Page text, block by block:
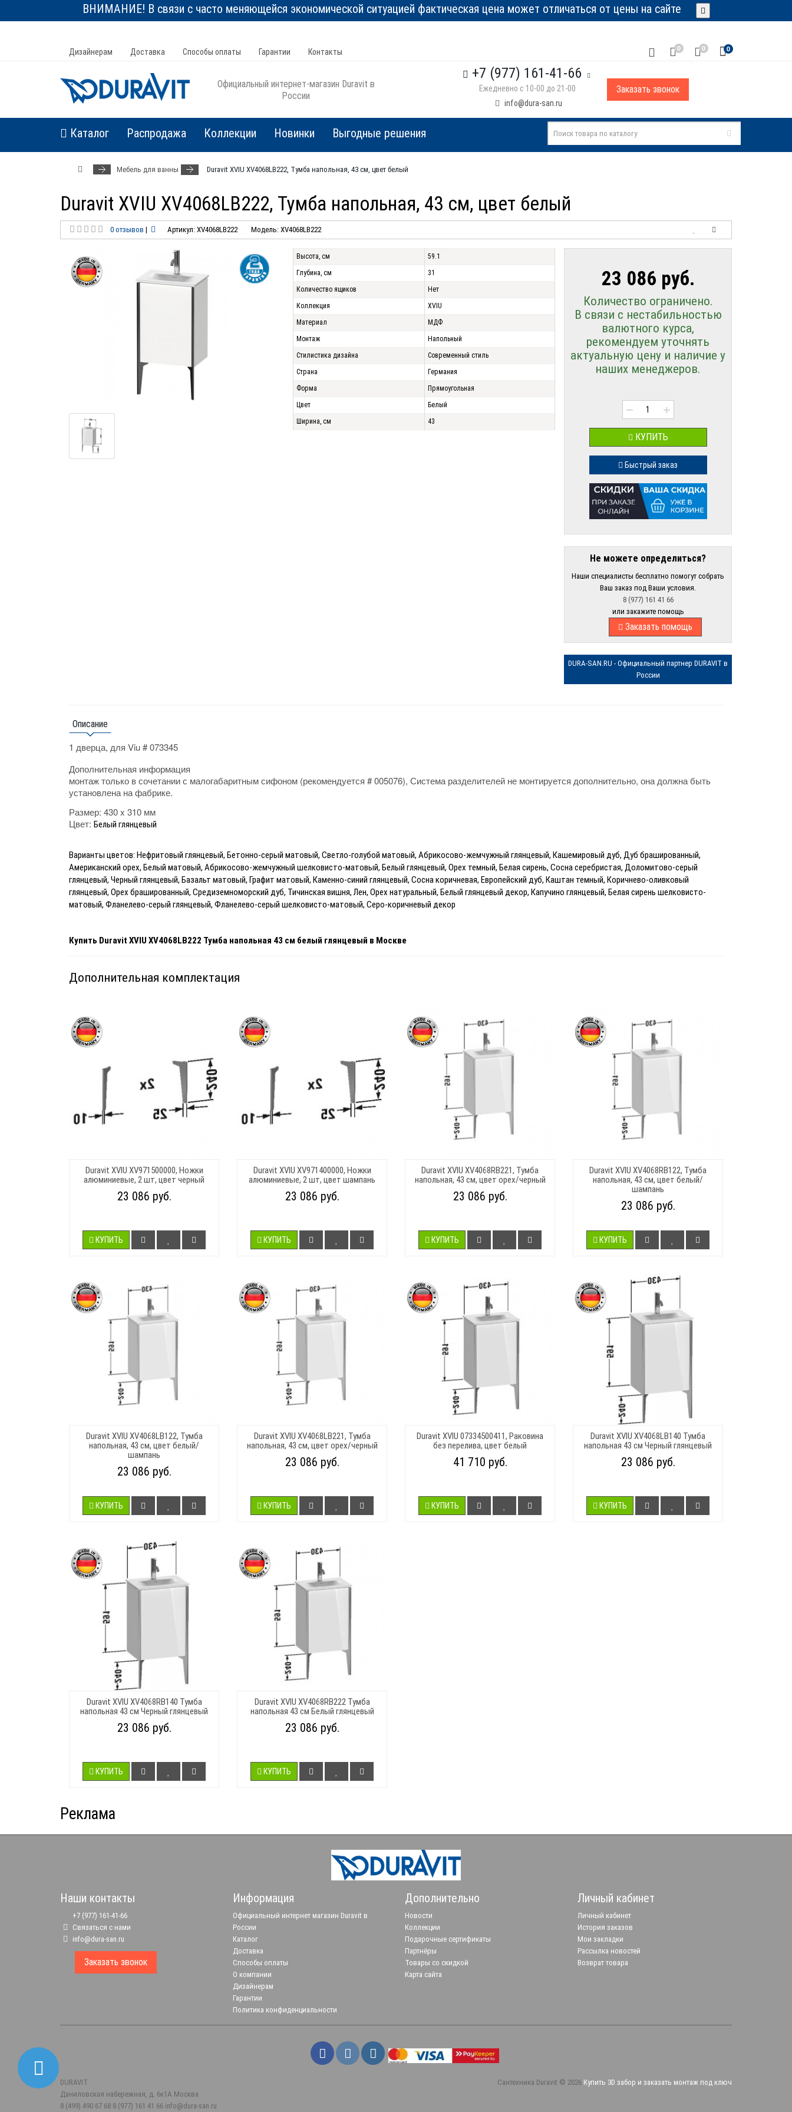
ВНИМАНИЕ! В связи с часто меняющейся экономической ситуацией фактическая цена может отличаться от цены на сайте
Дизайнерам Доставка Способы оплаты Гарантии Контакты 0 0 0
Официальный интернет-магазин Duravit в
России
+7 (977) 161-41-66
Ежедневно с 10-00 до 21-00
info@dura-san.ru
Заказать звонок
Каталог Распродажа Коллекции Новинки Выгодные решения
Мебель для ванны Duravit XVIU XV4068LB222, Тумба напольная, 43 см, цвет белый
Duravit XVIU XV4068LB222, Тумба напольная, 43 см, цвет белый
0 отзывов | Артикул: XV4068LB222 Модель: XV4068LB222
Высота, см
59.1
Глубина, см
31
Количество ящиков
Нет
Коллекция
XVIU
Материал
МДФ
Монтаж
Напольный
Стилистика дизайна
Современный стиль
Страна
Германия
Форма
Прямоугольная
Цвет
Белый
Ширина, см
43
23 086 руб.
Количество ограничено.
В связи с нестабильностью
валютного курса,
рекомендуем уточнять
актуальную цену и наличие у
наших менеджеров.
− +
КУПИТЬ
Быстрый заказ
Не можете определиться?
Наши специалисты бесплатно помогут собрать
Ваш заказ под Ваши условия.
8 (977) 161 41 66
или закажите помощь
Заказать помощь
DURA-SAN.RU - Официальный партнер DURAVIT в
России
Описание
1 дверца, для Viu # 073345
Дополнительная информация
монтаж только в сочетании с малогабаритным сифоном (рекомендуется # 005076), Система разделителей не монтируется дополнительно, она должна быть
установлена на фабрике.
Размер: 430 x 310 мм
Цвет: Белый глянцевый
Варианты цветов: Нефритовый глянцевый, Бетонно-серый матовый, Светло-голубой матовый, Абрикосово-жемчужный глянцевый, Кашемировый дуб, Дуб брашированный,
Американский орех, Белый матовый, Абрикосово-жемчужный шелковисто-матовый, Белый глянцевый, Орех темный, Белая сирень, Сосна серебристая, Доломитово-серый
глянцевый, Черный глянцевый, Базальт матовый, Графит матовый, Каменно-синий глянцевый, Сосна коричневая, Европейский дуб, Каштан темный, Коричнево-оливковый
глянцевый, Орех брашированный, Средиземноморский дуб, Тичинская вишня, Лен, Орех натуральный, Белый глянцевый декор, Капучино глянцевый, Белая сирень шелковисто-
матовый, Фланелево-серый глянцевый, Фланелево-серый шелковисто-матовый, Серо-коричневый декор
Купить Duravit XVIU XV4068LB222 Тумба напольная 43 см белый глянцевый в Москве
Дополнительная комплектация
Duravit XVIU XV971500000, Ножки
алюминиевые, 2 шт, цвет черный
23 086 руб.
КУПИТЬ
Duravit XVIU XV971400000, Ножки
алюминиевые, 2 шт, цвет шампань
23 086 руб.
КУПИТЬ
Duravit XVIU XV4068RB221, Тумба
напольная, 43 см, цвет орех/черный
23 086 руб.
КУПИТЬ
Duravit XVIU XV4068RB122, Тумба
напольная, 43 см, цвет белый/
шампань
23 086 руб.
КУПИТЬ
Duravit XVIU XV4068LB122, Тумба
напольная, 43 см, цвет белый/
шампань
23 086 руб.
КУПИТЬ
Duravit XVIU XV4068LB221, Тумба
напольная, 43 см, цвет орех/черный
23 086 руб.
КУПИТЬ
Duravit XVIU 07334500411, Раковина
без перелива, цвет белый
41 710 руб.
КУПИТЬ
Duravit XVIU XV4068LB140 Тумба
напольная 43 см Черный глянцевый
23 086 руб.
КУПИТЬ
Duravit XVIU XV4068RB140 Тумба
напольная 43 см Черный глянцевый
23 086 руб.
КУПИТЬ
Duravit XVIU XV4068RB222 Тумба
напольная 43 см Белый глянцевый
23 086 руб.
КУПИТЬ
Реклама
Наши контакты
+7 (977) 161-41-66
Связаться с нами
info@dura-san.ru
Заказать звонок
Информация
Официальный интернет магазин Duravit в
России
Каталог
Доставка
Способы оплаты
О компании
Дизайнерам
Гарантии
Политика конфиденциальности
Дополнительно
Новости
Коллекции
Подарочные сертификаты
Партнёры
Товары со скидкой
Карта сайта
Личный кабинет
Личный кабинет
История заказов
Мои закладки
Рассылка новостей
Возврат товара
Сантехника Duravit © 2026 Купить 3D забор и заказать монтаж под ключ
DURAVIT
Даниловская набережная, д. 6к1А Москва
8 (499) 490 67 68 8 (977) 161 41 66 info@dura-san.ru